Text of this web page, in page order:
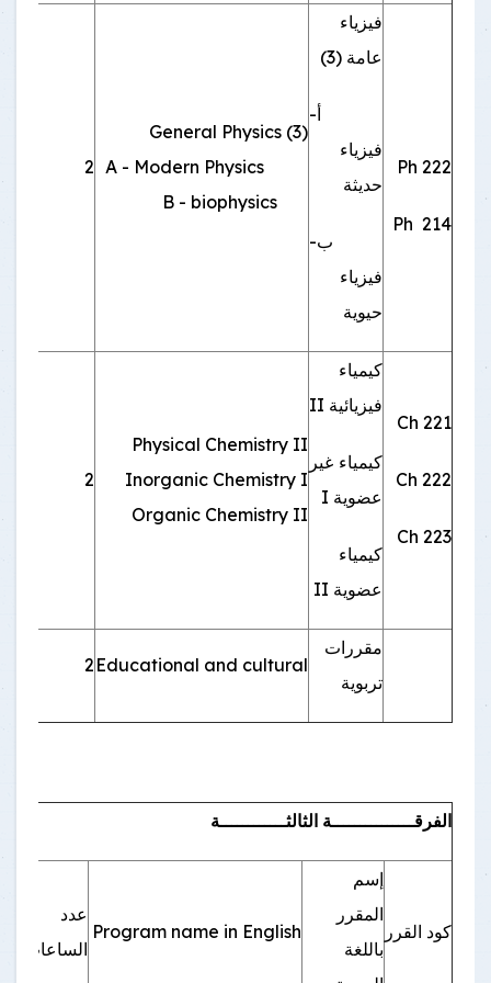
Ph 222
214 Ph
فيزياء
عامة (3)
أ-
فيزياء
حديثة
ب-
فيزياء
حيوية
General Physics (3)
2
Ch 221
Ch 222
Ch 223
كيمياء
فيزيائية II
كيمياء غير
عضوية I
كيمياء
عضوية II
Physical Chemistry II
Inorganic Chemistry I
Organic Chemistry II
2
مقررات
تربوية
Educational and cultural
2
الفرقـــــــــــــــة الثالثــــــــــــة
كود القرر
إسم
المقرر
باللغة
Program name in English
عدد
الساعات